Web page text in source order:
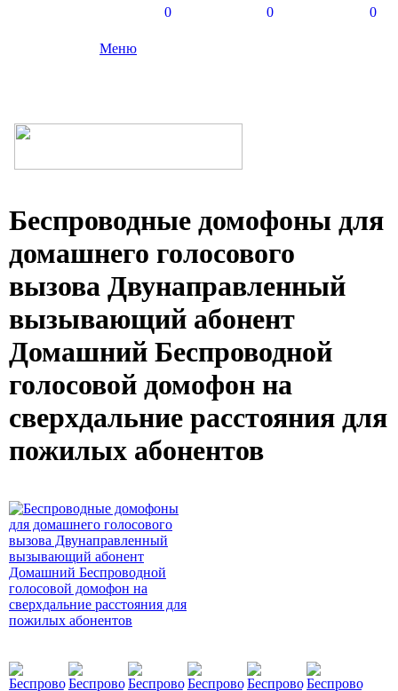
Меню
Беспроводные домофоны для
домашнего голосового
вызова Двунаправленный
вызывающий абонент
Домашний Беспроводной
голосовой домофон на
сверхдальние расстояния для
пожилых абонентов
0 0 0